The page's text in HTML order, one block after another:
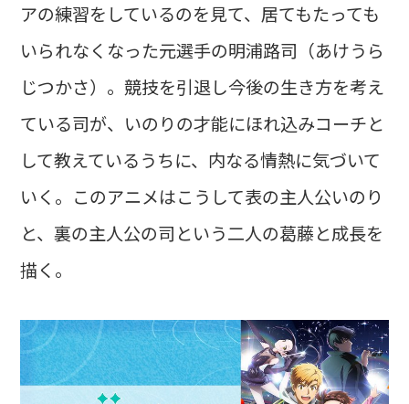
アの練習をしているのを見て、居てもたっても
いられなくなった元選手の明浦路司（あけうら
じつかさ）。競技を引退し今後の生き方を考え
ている司が、いのりの才能にほれ込みコーチと
して教えているうちに、内なる情熱に気づいて
いく。このアニメはこうして表の主人公いのり
と、裏の主人公の司という二人の葛藤と成長を
描く。